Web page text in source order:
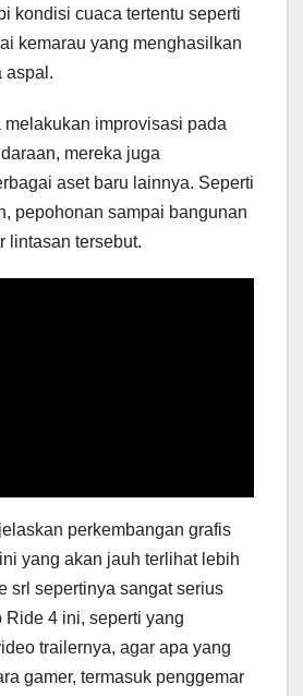
kondisi cuaca tertentu seperti
kemarau yang menghasilkan
aspal.
melakukan improvisasi pada
mereka juga
aset baru lainnya. Seperti
pepohonan sampai bangunan
lintasan tersebut.
perkembangan grafis
yang akan jauh terlihat lebih
srl sepertinya sangat serius
Ride 4 ini, seperti yang
trailernya, agar apa yang
gamer, termasuk penggemar